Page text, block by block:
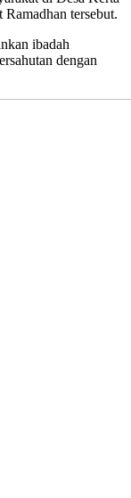
tersebut.
ibadah
dengan